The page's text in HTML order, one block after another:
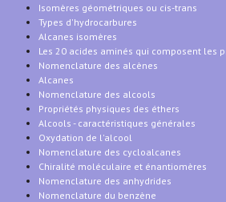
Isomères géométriques ou cis-trans
Types d'hydrocarbures
Alcanes isomères
Les 20 acides aminés qui composent les
Nomenclature des alcènes
Alcanes
Nomenclature des alcools
Propriétés physiques des éthers
Alcools - caractéristiques générales
Oxydation de l'alcool
Nomenclature des cycloalcanes
Chiralité moléculaire et énantiomères
Nomenclature des anhydrides
Nomenclature du benzène